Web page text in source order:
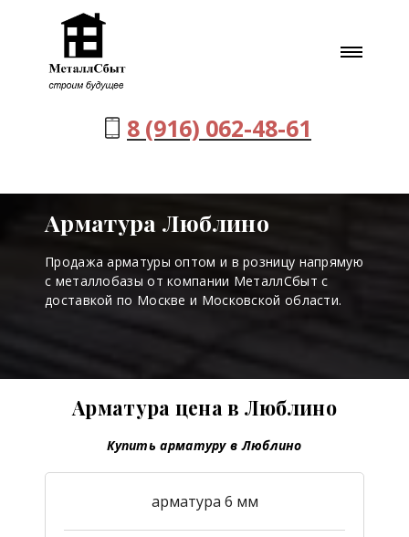
8 (916) 062-48-61
Арматура Люблино
Продажа арматуры оптом и в розницу напрямую
с металлобазы от компании МеталлСбыт с
доставкой по Москве и Московской области.
Арматура цена в Люблино
Купить арматуру в Люблино
арматура 6 мм